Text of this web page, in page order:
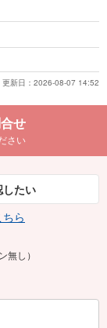
更新日： 2026-08-07 14:52
せ
さい
たい
ちら
無し）